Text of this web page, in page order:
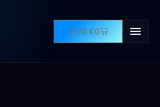
0,00€0